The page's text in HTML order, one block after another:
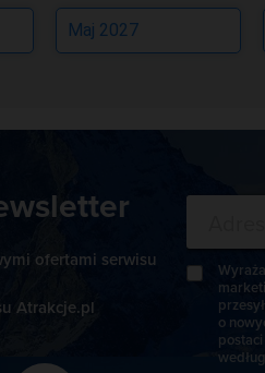
Maj 2027
ofertami serwisu
Atrakcje.pl
o